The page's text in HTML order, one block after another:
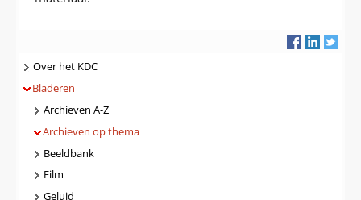
Navigatie
Over het KDC
Bladeren
Archieven A-Z
Archieven op thema
Beeldbank
Film
Geluid